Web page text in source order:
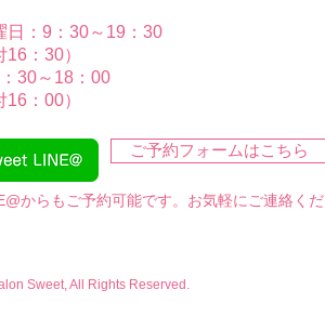
日：9：30～19：30
16：30）
30～18：00
16：00）
ご予約フォームはこちら
からもご予約可能です。お気軽にご連絡くだ
Sweet, All Rights Reserved.